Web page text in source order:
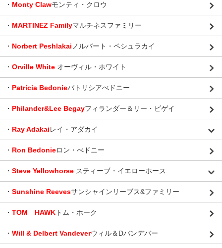
・ Monty Clawモンティ・クロウ
・ MARTINEZ Familyマルチネスファミリー
・ Norbert Peshlakai ノルバート・ペシュラカイ
・ Orville White オーヴィル・ホワイト
・ Patricia Bedonieパトリシアべドニー
・ Philander&Lee Begayフィランダー＆リー・ビゲイ
・ Ray Adakaiレイ・アダカイ
・ Ron Bedonieロン・べドニー
・ Steve Yellowhorse スティーブ・イエローホース
・ Sunshine Reevesサンシャインリーブス&ファミリー
・ TOM HAWK トム・ホーク
・ Will & Delbert Vandeverウィル＆Dバンデバー